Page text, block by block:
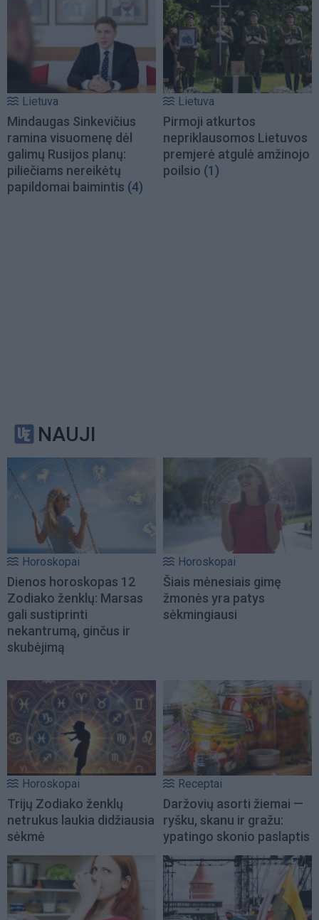
Lietuva
Mindaugas Sinkevičius
ramina visuomenę dėl
galimų Rusijos planų:
piliečiams nereikėtų
papildomai baimintis (4)
Lietuva
Pirmoji atkurtos
nepriklausomos Lietuvos
premjerė atgulė amžinojo
poilsio (1)
NAUJI
Horoskopai
Dienos horoskopas 12
Zodiako ženklų: Marsas
gali sustiprinti
nekantrumą, ginčus ir
skubėjimą
Horoskopai
Šiais mėnesiais gimę
žmonės yra patys
sėkmingiausi
Horoskopai
Trijų Zodiako ženklų
netrukus laukia didžiausia
sėkmė
Receptai
Daržovių asorti žiemai —
ryšku, skanu ir gražu:
ypatingo skonio paslaptis